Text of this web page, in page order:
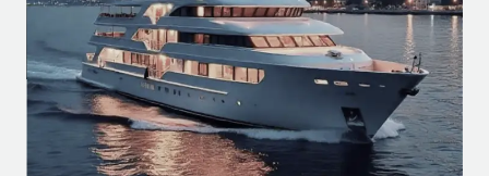
ventilação e automação de linhas
produtivas.